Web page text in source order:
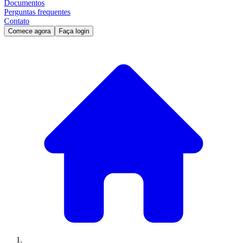
Documentos
Perguntas frequentes
Contato
Comece agora Faça login